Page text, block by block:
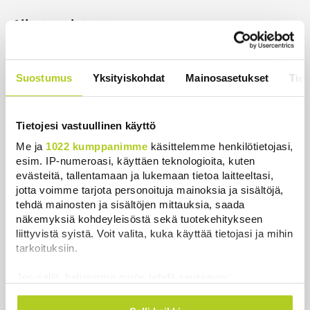
Suostumus Yksityiskohdat Mainosasetukset
Tietojesi vastuullinen käyttö
Me ja 1022 kumppanimme käsittelemme henkilötietojasi,
esim. IP-numeroasi, käyttäen teknologioita, kuten
evästeitä, tallentamaan ja lukemaan tietoa laitteeltasi,
jotta voimme tarjota personoituja mainoksia ja sisältöjä,
tehdä mainosten ja sisältöjen mittauksia, saada
näkemyksiä kohdeyleisöstä sekä tuotekehitykseen
liittyvistä syistä. Voit valita, kuka käyttää tietojasi ja mihin
tarkoituksiin.
Kerätä tietoja maantieteellisestä sijainnistasi,
Aihetunnisteet
Viidesti viikossa kiinnostavimmista
sähköpostiisi?
Tilaa Suomenmaan ilmainen uutiskirje.